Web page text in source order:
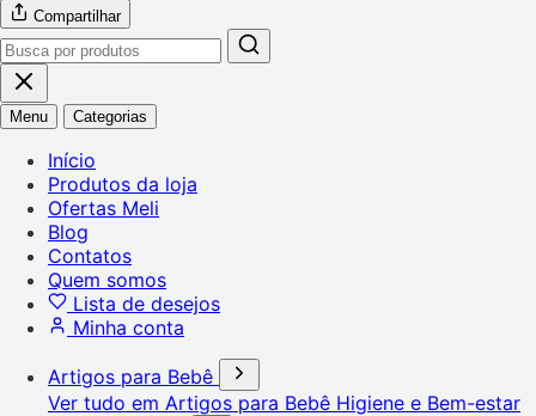
Compartilhar
Menu Categorias
Início
Produtos da loja
Ofertas Meli
Blog
Contatos
Quem somos
Lista de desejos
Minha conta
Artigos para Bebê
Ver tudo em Artigos para Bebê Higiene e Bem-estar